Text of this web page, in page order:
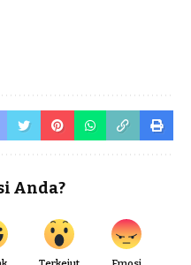
Anda?